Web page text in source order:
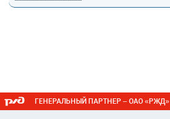
ГЕНЕРАЛЬНЫЙ ПАРТНЕР – ОАО «РЖД»